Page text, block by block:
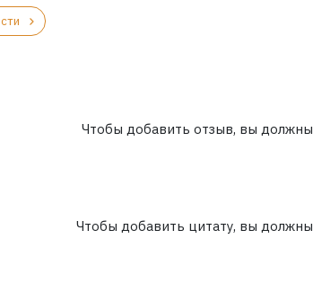
Чтобы добавить отзыв, вы должны
Чтобы добавить цитату, вы должны